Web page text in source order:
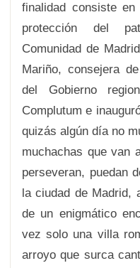
finalidad consiste
protección del
Comunidad de
Mariño, consejera
del Gobierno
Complutum e
quizás algún día no
muchachas que van
perseveran, puedan
la ciudad de Madrid,
de un enigmático
vez solo una villa
arroyo que surca